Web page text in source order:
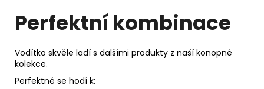
Perfektní kombinace
Vodítko skvěle ladí s dalšími produkty z naší konopné
kolekce.
Perfektně se hodí k: